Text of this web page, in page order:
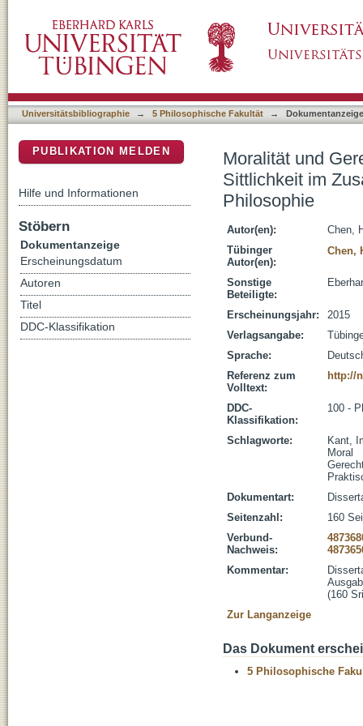
Personen in Kants praktischer Philosophie
Universitätsbibliographie → 5 Philosophische Fakultät → Dokumentanzeige
Moralität und
Sittlichkeit im
Philosophie
Autor(en):
Chen,
Tübinger
Autor(en):
Chen,
Sonstige
Beteiligte:
Erscheinungsjahr:
2015
Verlagsangabe:
Sprache:
Referenz zum
Volltext:
http://
DDC-
Klassifikation:
100 -
Schlagworte:
Kant,
Moral
Dokumentart:
Seitenzahl:
160
Verbund-
Nachweis:
Kommentar:
(160
Zur Langanzeige
Das Dokument
5 Philosophische
PUBLIKATION MELDEN
Hilfe und Informationen
Stöbern
Dokumentanzeige
Erscheinungsdatum
Autoren
Titel
DDC-Klassifikation